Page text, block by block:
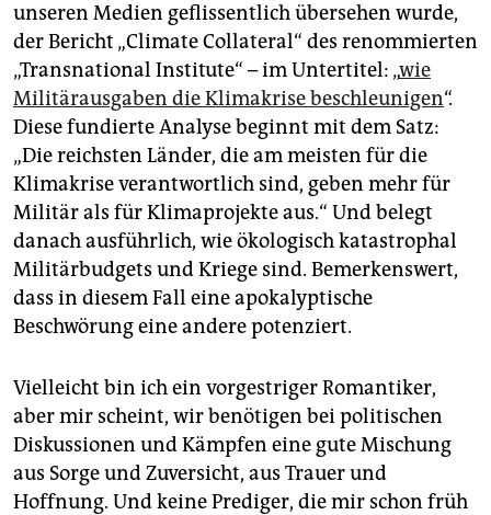
unseren Medien geflissentlich übersehen wurde,
der Bericht „Climate Collateral“ des renommierten
„Transnational Institute“ – im Untertitel: „wie
Militärausgaben die Klimakrise beschleunigen“.
Diese fundierte Analyse beginnt mit dem Satz:
„Die reichsten Länder, die am meisten für die
Klimakrise verantwortlich sind, geben mehr für
Militär als für Klimaprojekte aus.“ Und belegt
danach ausführlich, wie ökologisch katastrophal
Militärbudgets und Kriege sind. Bemerkenswert,
dass in diesem Fall eine apokalyptische
Beschwörung eine andere potenziert.
Vielleicht bin ich ein vorgestriger Romantiker,
aber mir scheint, wir benötigen bei politischen
Diskussionen und Kämpfen eine gute Mischung
aus Sorge und Zuversicht, aus Trauer und
Hoffnung. Und keine Prediger, die mir schon früh